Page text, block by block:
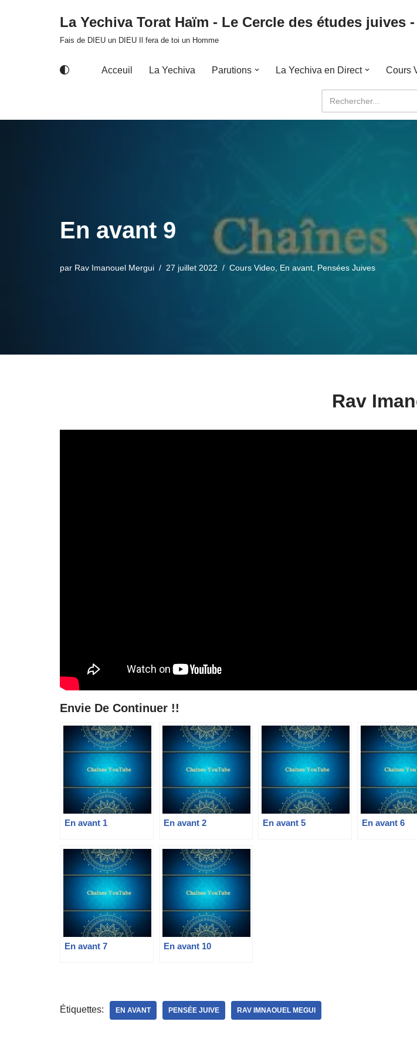
La Yechiva Torat Haïm - Le Cercle des études juives -
Fais de DIEU un DIEU Il fera de toi un Homme
Acceuil La Yechiva Parutions La Yechiva en Direct Cours
En avant 9
par Rav Imanouel Mergui 27 juillet 2022 Cours Video En avant Pensées Juives
Rav
Envie De Continuer !!
En avant 1 En avant 2 En avant 5 En avant 6
En avant 7 En avant 10
Étiquettes: EN AVANT PENSÉE JUIVE RAV IMNAOUEL MEGUI